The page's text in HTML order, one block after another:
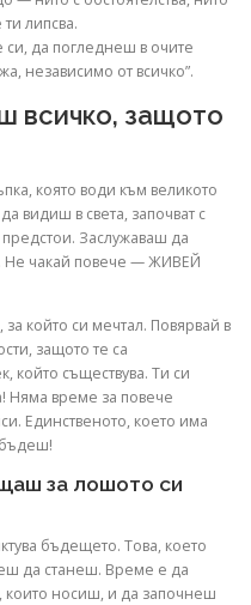
липсва.
да погледнеш в очите
независимо от всичко”.
всичко, защото
която води към великото
видиш в света, започват с
Заслужаваш да
Не чакай повече — ЖИВЕЙ
който си мечтал. Повярвай в
защото те са
който съществува. Ти си
Няма време за повече
Единственото, което има
за лошото си
бъдещето. Това, което
да станеш. Време е да
които носиш, и да започнеш